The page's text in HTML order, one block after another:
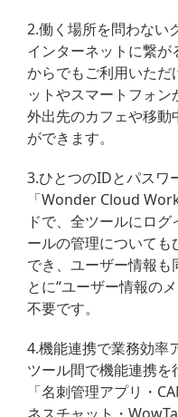
2.働く場所を問わない
インターネットに繋が
からでもご利用いただ
ットやスマートフォン
外出先のカフェや移動
ができます。
3.ひとつのIDとパスワ
「Wonder Cloud
ドで、全ツールにロ
ールの管理について
でき、ユーザー情報
とに“ユーザー情報の
不要です。
4.機能連携で業務効率
ツール間で機能連携を
「名刺管理アプリ・